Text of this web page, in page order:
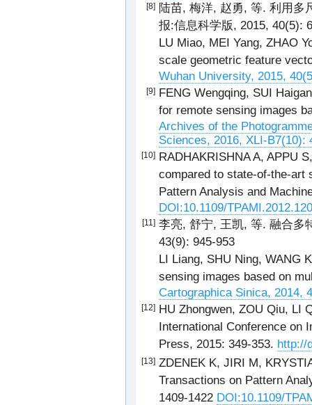
[8] 陆苗, 梅洋, 赵勇, 等. 利用多
报:信息科学版, 2015, 40(5):
LU Miao, MEI Yang, ZHAO
scale geometric feature
Wuhan University, 2015,
[9] FENG Wengqing, SUI
for remote sensing images
Archives of the
Sciences, 2016, XLI-B7(10):
[10] RADHAKRISHNA A, APPU
compared to state-of-the-art
Pattern Analysis and
DOI:10.1109/TPAMI.2012.120
[11] 李亮, 舒宁, 王凯, 等. 融合多
43(9): 945-953
LI Liang, SHU Ning, WANG
sensing images based on
Cartographica Sinica, 2014,
[12] HU Zhongwen, ZOU Qiu, LI
International Conference on
Press, 2015: 349-353. http://
[13] ZDENEK K, JIRI M,
Transactions on Pattern
1409-1422 DOI:10.1109/